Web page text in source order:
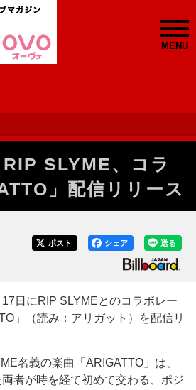
MENU
SLYME、コラ
」配信リリース
送る
シェア
ポスト
日にRIP SLYMEとのコラボレー
」（読み：アリガット）を配信リ
名義の楽曲「ARIGATTO」は、
者が時を経て初めて交わる、ポジ